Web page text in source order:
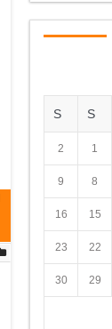
S
S
1
2
8
9
15
16
22
23
29
30